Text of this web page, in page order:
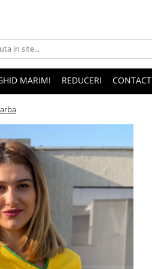
MARIMI REDUCERI CONTACT